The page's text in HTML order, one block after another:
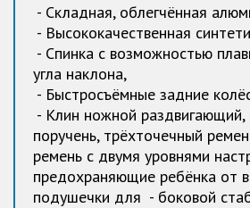
- Складная, облегчённая
- Высококачественная
- Спинка с возможностью
угла наклона,
- Быстросъёмные задние
- Клин ножной раздвигающий,
поручень, трёхточечный
ремень с двумя уровнями
предохраняющие ребёнка от
подушечки для - боковой